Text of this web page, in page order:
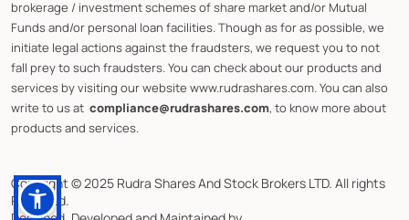
brokerage / investment schemes of share market and/or Mutual
Funds and/or personal loan facilities. Though as for as possible, we
initiate legal actions against the fraudsters, we request you to not
fall prey to such fraudsters. You can check about our products and
services by visiting our website www.rudrashares.com. You can also
write to us at compliance@rudrashares.com, to know more about
products and services.
Copyright © 2025 Rudra Shares And Stock Brokers LTD. All rights
Reserved.